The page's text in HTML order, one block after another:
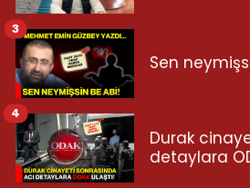
Sen
3
Durak
detaylara
4